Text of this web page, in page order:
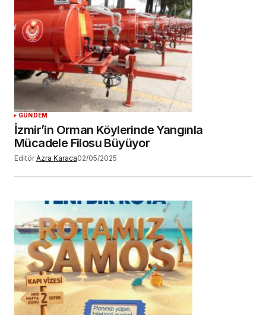
GÜNDEM
İzmir’in Orman Köylerinde Yangınla
Mücadele Filosu Büyüyor
Editör Azra Karaca02/05/2025